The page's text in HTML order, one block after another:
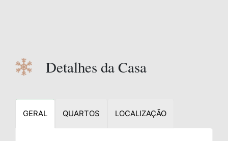
Detalhes da Casa
GERAL QUARTOS LOCALIZAÇÃO